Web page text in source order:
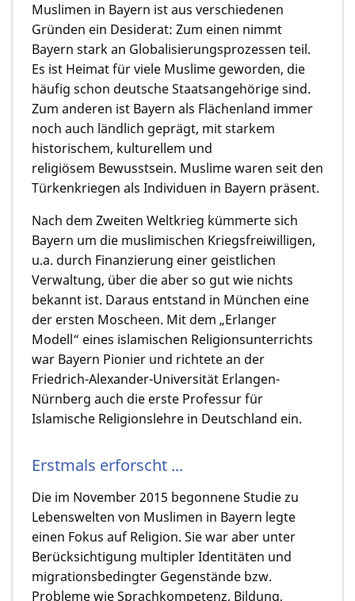
Muslimen in Bayern ist aus verschiedenen
Gründen ein Desiderat: Zum einen nimmt
Bayern stark an Globalisierungsprozessen teil.
Es ist Heimat für viele Muslime geworden, die
häufig schon deutsche Staatsangehörige sind.
Zum anderen ist Bayern als Flächenland immer
noch auch ländlich geprägt, mit starkem
historischem, kulturellem und
religiösem Bewusstsein. Muslime waren seit den
Türkenkriegen als Individuen in Bayern präsent.
Nach dem Zweiten Weltkrieg kümmerte sich
Bayern um die muslimischen Kriegsfreiwilligen,
u.a. durch Finanzierung einer geistlichen
Verwaltung, über die aber so gut wie nichts
bekannt ist. Daraus entstand in München eine
der ersten Moscheen. Mit dem „Erlanger
Modell“ eines islamischen Religionsunterrichts
war Bayern Pionier und richtete an der
Friedrich-Alexander-Universität Erlangen-
Nürnberg auch die erste Professur für
Islamische Religionslehre in Deutschland ein.
Erstmals erforscht ...
Die im November 2015 begonnene Studie zu
Lebenswelten von Muslimen in Bayern legte
einen Fokus auf Religion. Sie war aber unter
Berücksichtigung multipler Identitäten und
migrationsbedingter Gegenstände bzw.
Probleme wie Sprachkompetenz, Bildung,